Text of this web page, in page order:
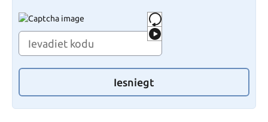
Iesniegt